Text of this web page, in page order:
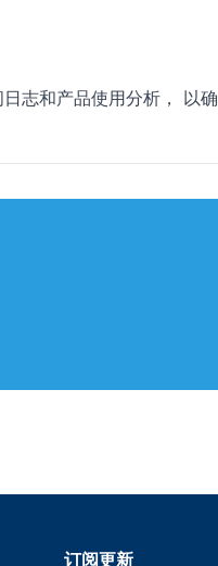
志和产品使用分析， 以确
订阅更新